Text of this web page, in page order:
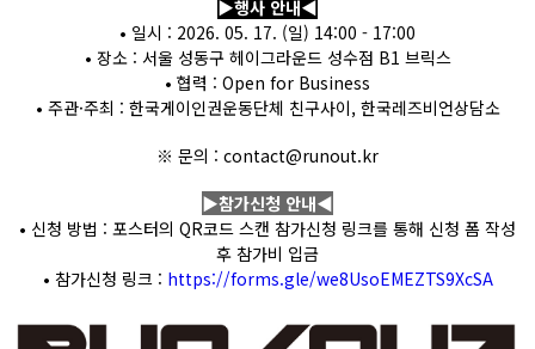
▶행사 안내◀
• 일시 : 2026. 05. 17. (일) 14:00 - 17:00
• 장소 : 서울 성동구 헤이그라운드 성수점 B1 브릭스
• 협력 : Open for Business
• 주관·주최 : 한국게이인권운동단체 친구사이, 한국레즈비언상담소
※ 문의 : contact@runout.kr
▶참가신청 안내◀
• 신청 방법 : 포스터의 QR코드 스캔 참가신청 링크를 통해 신청 폼 작성
후 참가비 입금
• 참가신청 링크 : https://forms.gle/we8UsoEMEZTS9XcSA